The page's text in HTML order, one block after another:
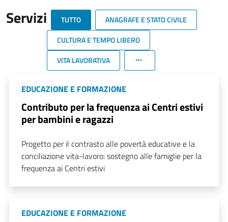
Servizi TUTTO
ANAGRAFE E STATO CIVILE
CULTURA E TEMPO LIBERO
VITA LAVORATIVA
EDUCAZIONE E FORMAZIONE
Contributo per la frequenza ai Centri estivi
per bambini e ragazzi
Progetto per il contrasto alle povertà educative e la
conciliazione vita-lavoro: sostegno alle famiglie per la
frequenza ai Centri estivi
EDUCAZIONE E FORMAZIONE